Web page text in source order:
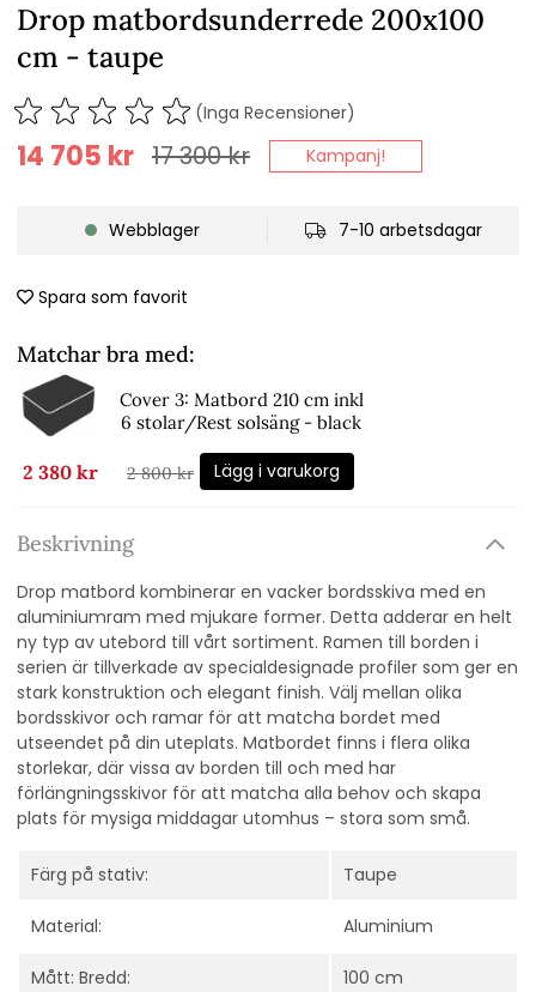
Drop matbordsunderrede 200x100
cm - taupe
(Inga Recensioner)
17 300kr
14 705 kr Kampanj!
Webblager 7-10 arbetsdagar
Spara som favorit
Matchar bra med:
Cover 3: Matbord 210 cm inkl
6 stolar/Rest solsäng - black
2 380 kr 2 800 kr Lägg i varukorg
Beskrivning
Drop matbord kombinerar en vacker bordsskiva med en
aluminiumram med mjukare former. Detta adderar en helt
ny typ av utebord till vårt sortiment. Ramen till borden i
serien är tillverkade av specialdesignade profiler som ger en
stark konstruktion och elegant finish. Välj mellan olika
bordsskivor och ramar för att matcha bordet med
utseendet på din uteplats. Matbordet finns i flera olika
storlekar, där vissa av borden till och med har
förlängningsskivor för att matcha alla behov och skapa
plats för mysiga middagar utomhus – stora som små.
Färg på stativ: Taupe
Material: Aluminium
Mått: Bredd: 100 cm